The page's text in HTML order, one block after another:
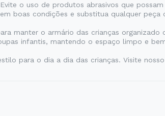
o uso de produtos abrasivos que
boas condições e substitua qualquer
manter o armário das crianças
infantis, mantendo o espaço limpo e
para o dia a dia das crianças. Visite